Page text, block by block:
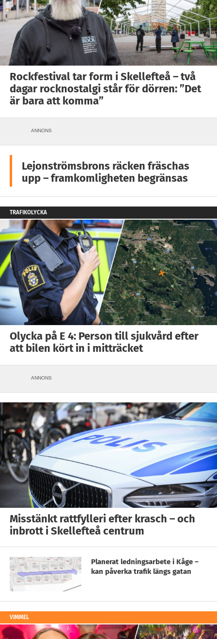
Rockfestival tar form i Skellefteå – två
dagar rocknostalgi står för dörren: ”Det
är bara att komma”
ANNONS
Lejonströmsbrons räcken fräschas
upp – framkomligheten begränsas
TRAFIKOLYCKA
Olycka på E 4: Person till sjukvård efter
att bilen kört in i mitträcket
ANNONS
Misstänkt rattfylleri efter krasch – och
inbrott i Skellefteå centrum
Planerat ledningsarbete i Kåge –
kan påverka trafik längs gatan
VIMMEL